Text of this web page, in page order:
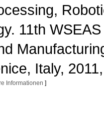
11th
Italy,
Informationen ]